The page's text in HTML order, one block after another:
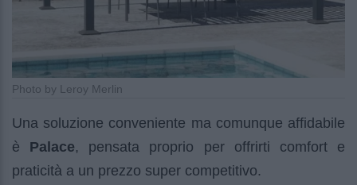
Photo by Leroy Merlin
Una soluzione conveniente ma comunque affidabile
è Palace, pensata proprio per offrirti comfort e
praticità a un prezzo super competitivo.